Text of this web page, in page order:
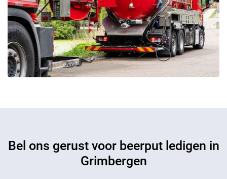
Bel ons gerust voor beerput ledigen in
Grimbergen